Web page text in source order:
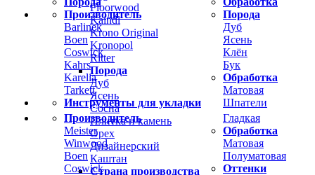
Производитель
Barlinek
Boen
Coswick
Kahrs
Karelia
Tarkett
Порода
Дуб
Ясень
Клён
Бук
Обработка
Матовая
Инструменты для укладки
Шпатели
Производитель
Meister
Winwood
Boen
Coswick
Гладкая
Обработка
Матовая
Полуматовая
Оттенки
Floorwood
Kaindl
Krono Original
Kronopol
Ritter
Порода
Дуб
Ясень
Сосна
Плитка и камень
Орех
Дизайнерский
Каштан
Страна производства